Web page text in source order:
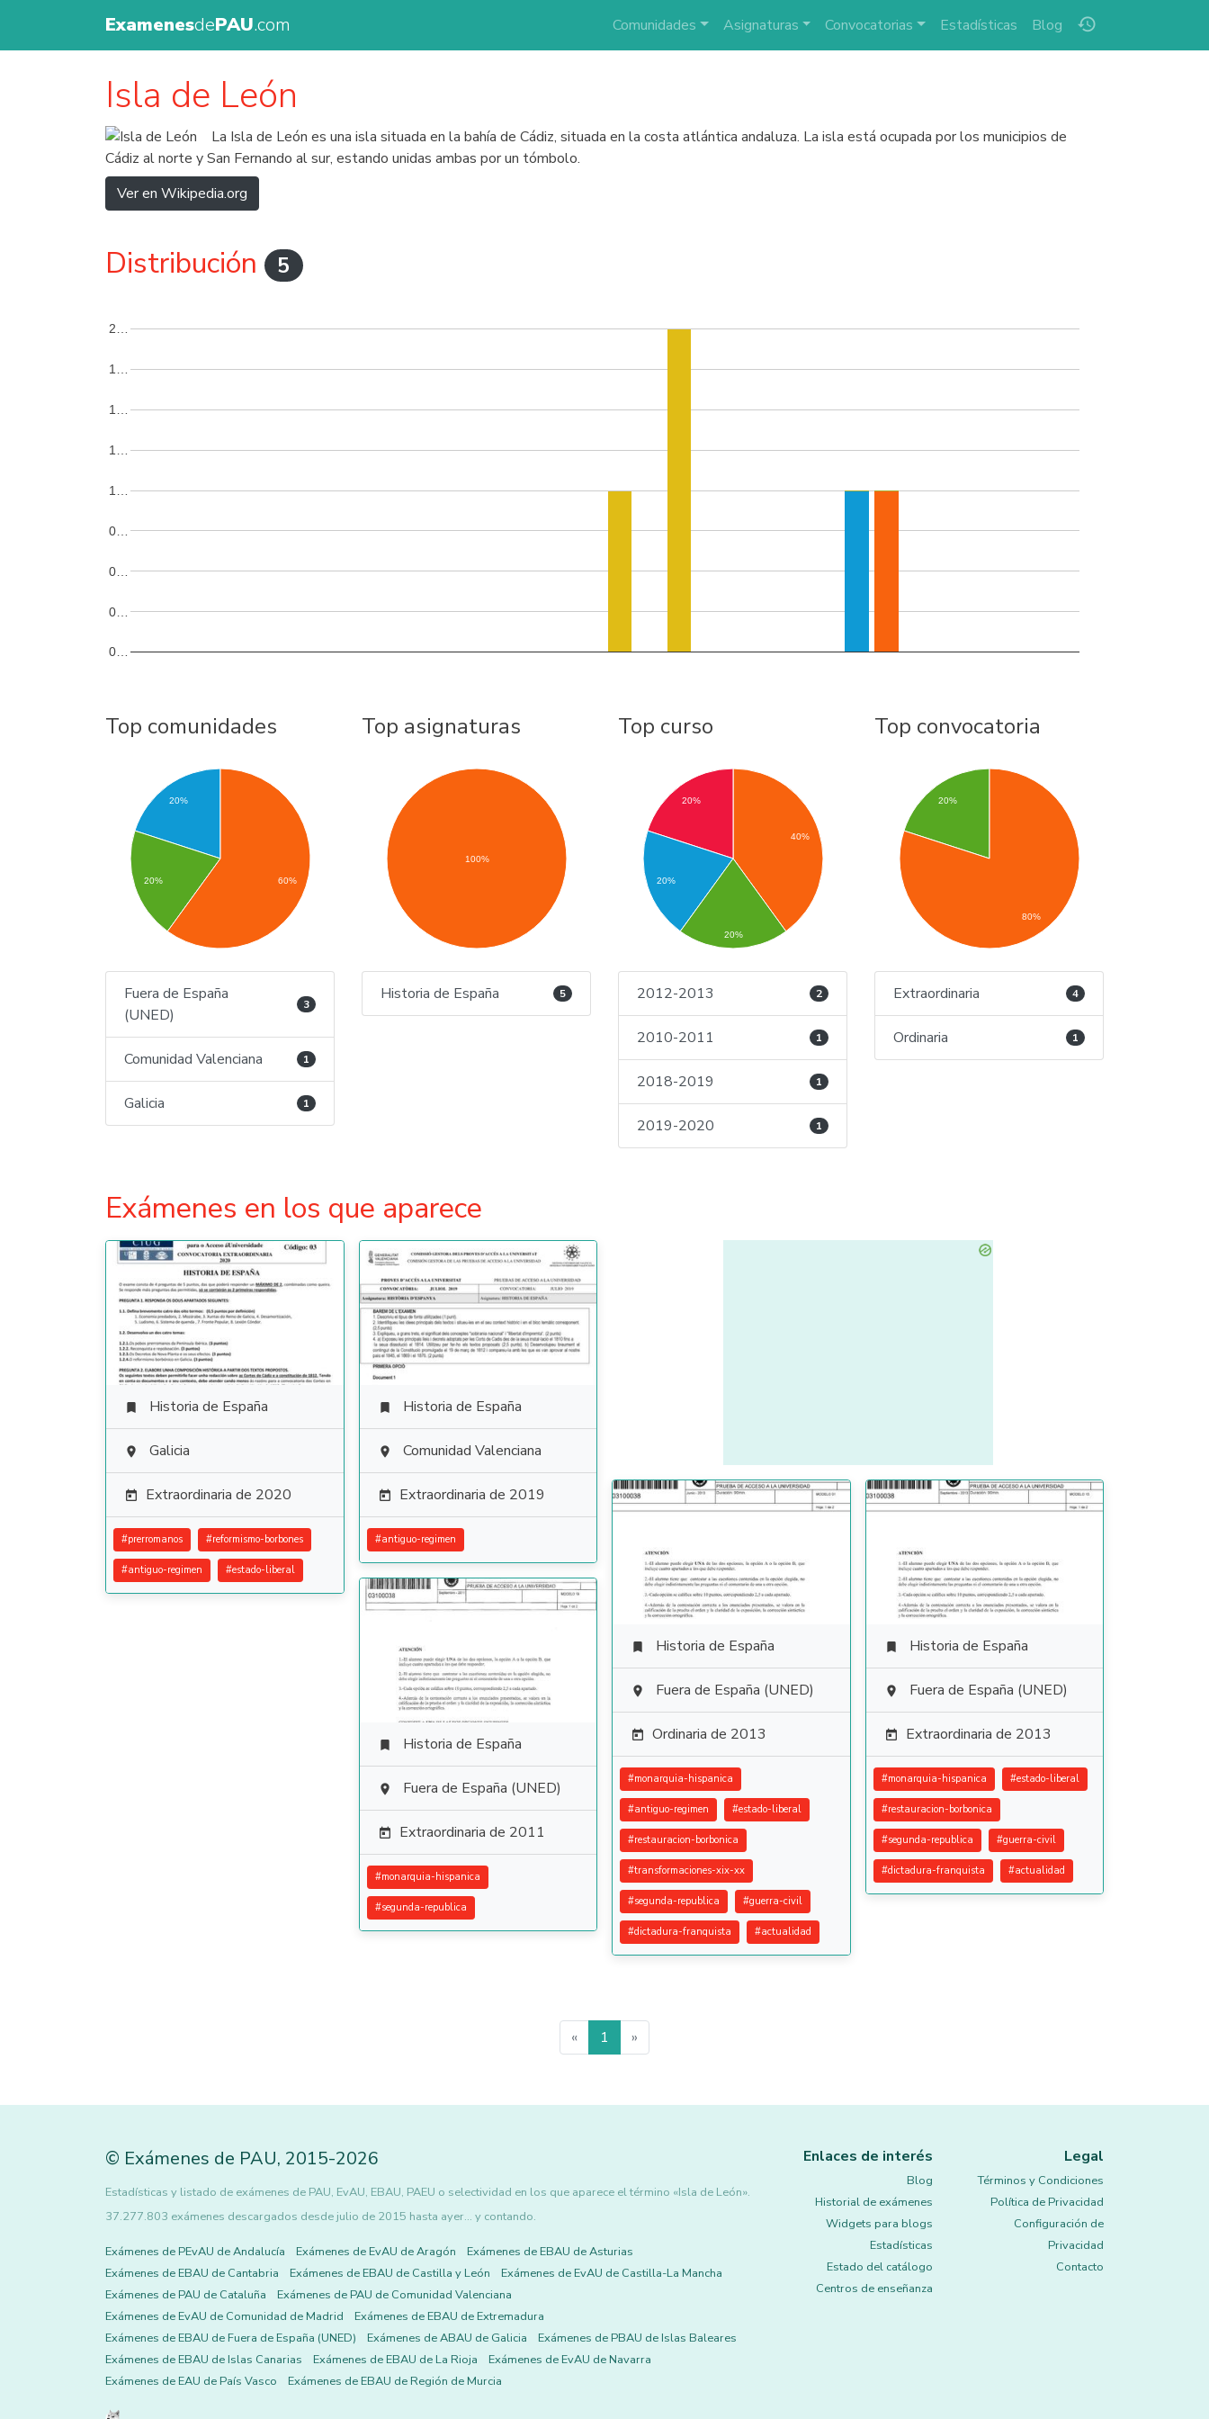
ExamenesdePAU.com history
Comunidades Asignaturas Convocatorias Estadísticas Blog
Isla de León
La Isla de León es una isla situada en la bahía de Cádiz, situada en la costa atlántica andaluza. La isla está ocupada por los municipios de
Cádiz al norte y San Fernando al sur, estando unidas ambas por un tómbolo.
Ver en Wikipedia.org
Distribución 5
0…
0…
0…
0…
1…
1…
1…
1…
2…
Top comunidades
20%
20% 60%
Fuera de España
(UNED)
3
Comunidad Valenciana 1
Galicia 1
Top asignaturas
100%
Historia de España 5
Top curso
40%
20%
20%
20%
2012-2013 2
2010-2011 1
2018-2019 1
2019-2020 1
Top convocatoria
20%
80%
Extraordinaria 4
Ordinaria 1
Exámenes en los que aparece
 Historia de España
 Galicia
 Extraordinaria de 2020
#prerromanos #reformismo-borbones
#antiguo-regimen #estado-liberal
 Historia de España
 Comunidad Valenciana
 Extraordinaria de 2019
#antiguo-regimen
 Historia de España
 Fuera de España (UNED)
 Ordinaria de 2013
#monarquia-hispanica
#antiguo-regimen #estado-liberal
#restauracion-borbonica
#transformaciones-xix-xx
#segunda-republica #guerra-civil
#dictadura-franquista #actualidad
 Historia de España
 Fuera de España (UNED)
 Extraordinaria de 2013
#monarquia-hispanica #estado-liberal
#restauracion-borbonica
#segunda-republica #guerra-civil
#dictadura-franquista #actualidad
 Historia de España
 Fuera de España (UNED)
 Extraordinaria de 2011
#monarquia-hispanica
#segunda-republica
« 1 »
© Exámenes de PAU, 2015-2026
Estadísticas y listado de exámenes de PAU, EvAU, EBAU, PAEU o selectividad en los que aparece el término «Isla de León».
37.277.803 exámenes descargados desde julio de 2015 hasta ayer... y contando.
Exámenes de PEvAU de Andalucía Exámenes de EvAU de Aragón
Exámenes de EBAU de Asturias
Exámenes de EBAU de Cantabria
Exámenes de EBAU de Castilla y León
Exámenes de EvAU de Castilla-La Mancha
Exámenes de PAU de Cataluña
Exámenes de PAU de Comunidad Valenciana
Exámenes de EvAU de Comunidad de Madrid
Exámenes de EBAU de Extremadura
Exámenes de EBAU de Fuera de España (UNED)
Exámenes de ABAU de Galicia
Exámenes de PBAU de Islas Baleares
Exámenes de EBAU de Islas Canarias
Exámenes de EBAU de La Rioja
Exámenes de EvAU de Navarra
Exámenes de EAU de País Vasco
Exámenes de EBAU de Región de Murcia
Enlaces de interés
Blog
Historial de exámenes
Widgets para blogs
Estadísticas
Estado del catálogo
Centros de enseñanza
Legal
Términos y Condiciones
Política de Privacidad
Configuración de
Privacidad
Contacto